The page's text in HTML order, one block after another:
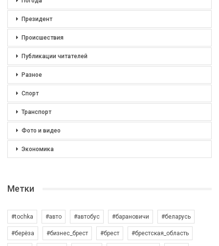
Президент
Происшествия
Публикации читателей
Разное
Спорт
Транспорт
Фото и видео
Экономика
Метки
#tochka #авто #автобус #барановичи #беларусь
#берёза #бизнес_брест #брест #брестская_область